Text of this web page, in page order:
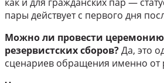
пары действует с первого дня
Можно ли провести
резервистских сборов?Да, это
сценариев обращения именно от